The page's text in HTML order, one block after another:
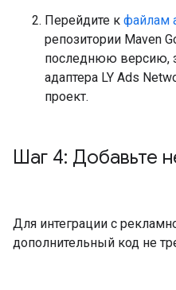
Перейдите к файлам
репозитории Maven
последнюю версию,
адаптера LY Ads
проект.
Шаг 4: Добавьте
Для интеграции с
дополнительный код не